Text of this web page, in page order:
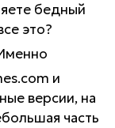
бедный
это?
и
версии, на
часть